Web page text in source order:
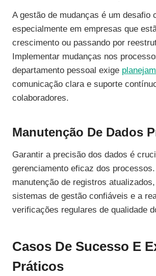
A gestão de mudanças é um desafio
especialmente em empresas que
crescimento ou passando por
Implementar mudanças nos
departamento pessoal exige
comunicação clara e suporte
colaboradores.
Manutenção De Dados
Garantir a precisão dos dados é
gerenciamento eficaz dos
manutenção de registros
sistemas de gestão confiáveis e a
verificações regulares de qualidade
Casos De Sucesso E
Práticos